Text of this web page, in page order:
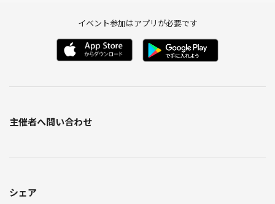
イベント参加はアプリが必要です
主催者へ問い合わせ
シェア